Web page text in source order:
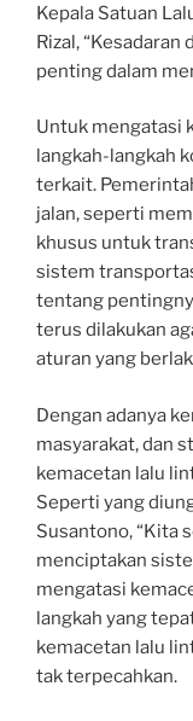
Kepala Satuan
Rizal,
penting dalam
Untuk mengatasi
langkah-langkah
terkait.
jalan, seperti
khusus untuk
sistem
tentang
terus dilakukan
aturan yang
Dengan adanya
masyarakat, dan
kemacetan lalu
Seperti yang
Susantono, “Kita
menciptakan
mengatasi
langkah yang
kemacetan lalu
tak terpecahkan.